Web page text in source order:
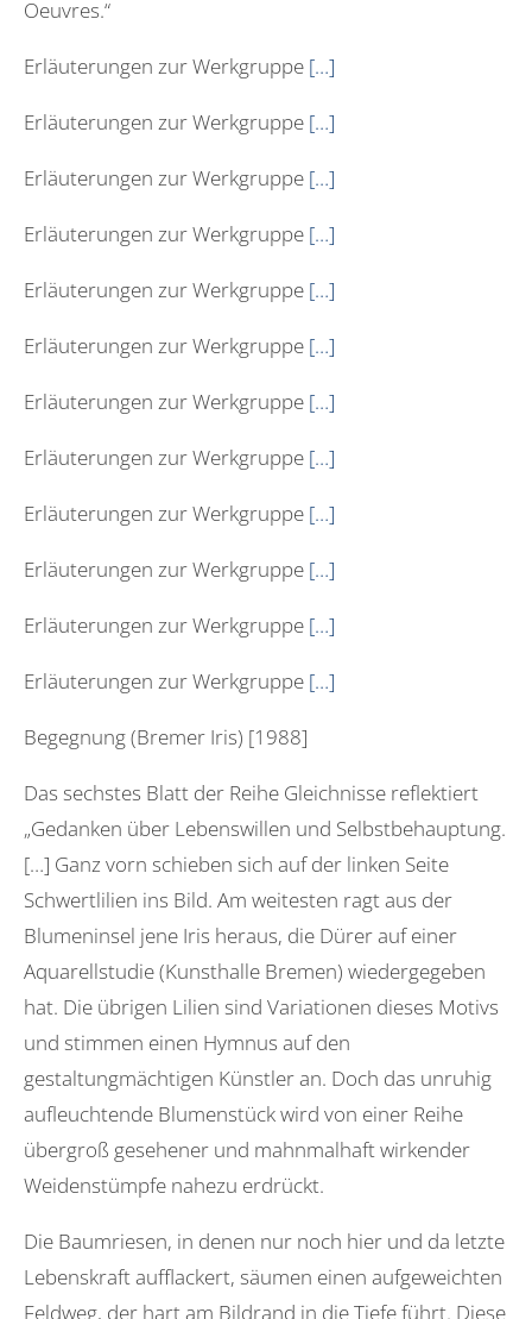
Oeuvres.“
Erläuterungen zur Werkgruppe […]
Erläuterungen zur Werkgruppe […]
Erläuterungen zur Werkgruppe […]
Erläuterungen zur Werkgruppe […]
Erläuterungen zur Werkgruppe […]
Erläuterungen zur Werkgruppe […]
Erläuterungen zur Werkgruppe […]
Erläuterungen zur Werkgruppe […]
Erläuterungen zur Werkgruppe […]
Erläuterungen zur Werkgruppe […]
Erläuterungen zur Werkgruppe […]
Erläuterungen zur Werkgruppe […]
Begegnung (Bremer Iris) [1988]
Das sechstes Blatt der Reihe Gleichnisse reflektiert
„Gedanken über Lebenswillen und Selbstbehauptung.
[…] Ganz vorn schieben sich auf der linken Seite
Schwertlilien ins Bild. Am weitesten ragt aus der
Blumeninsel jene Iris heraus, die Dürer auf einer
Aquarellstudie (Kunsthalle Bremen) wiedergegeben
hat. Die übrigen Lilien sind Variationen dieses Motivs
und stimmen einen Hymnus auf den
gestaltungmächtigen Künstler an. Doch das unruhig
aufleuchtende Blumenstück wird von einer Reihe
übergroß gesehener und mahnmalhaft wirkender
Weidenstümpfe nahezu erdrückt.
Die Baumriesen, in denen nur noch hier und da letzte
Lebenskraft aufflackert, säumen einen aufgeweichten
Feldweg, der hart am Bildrand in die Tiefe führt. Diese